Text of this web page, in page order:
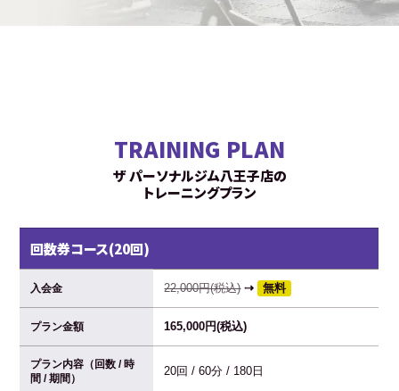
TRAINING PLAN
ザ パーソナルジム八王子店の
トレーニングプラン
回数券コース(20回)
入会金 22,000円(税込)⇢ 無料
プラン金額 165,000円(税込)
プラン内容（回数 / 時
間 / 期間）
20回 / 60分 / 180日